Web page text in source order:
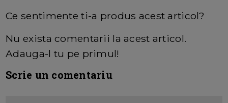
Ce sentimente ti-a produs acest articol?
Nu exista comentarii la acest articol.
Adauga-l tu pe primul!
Scrie un comentariu